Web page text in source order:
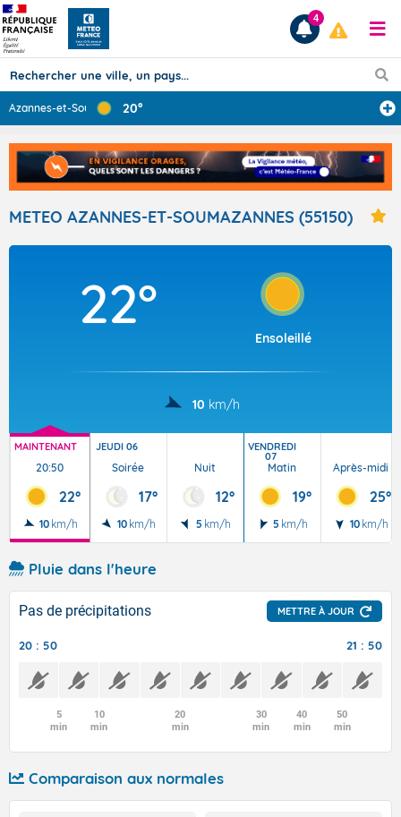
Prévisions
TOUS LES RÉSULTATS
Articles
4
Azannes-et-Soum... 20°
METEO AZANNES-ET-SOUMAZANNES (55150)
22°
Ensoleillé
10 km/h
MAINTENANT
20:50
22°
10 km/h
JEUDI 06
Soirée
17°
10 km/h
Nuit
12°
5 km/h
VENDREDI
07
Matin
19°
5 km/h
Après-midi
25°
10 km/h
Pluie dans l'heure
Pas de précipitations METTRE À JOUR
20 : 50 21 : 50
5
min
10
min
20
min
30
min
40
min
50
min
Comparaison aux normales